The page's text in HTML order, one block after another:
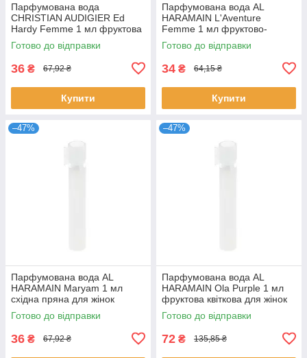
Парфумована вода
CHRISTIAN AUDIGIER Ed
Hardy Femme 1 мл фруктова
квіткова для жінок пробник
розпив Крістіан
Готово до відправки
36 ₴ 67,92 ₴
Купити
Парфумована вода AL
HARAMAIN L'Aventure
Femme 1 мл фруктово-
квіткова стійка для жінок
розпив Аль Харамейн
Готово до відправки
34 ₴ 64,15 ₴
Купити
–47%
Парфумована вода AL
HARAMAIN Maryam 1 мл
східна пряна для жінок
розпив пробник стійкий
аромат Аль Харамейн
Готово до відправки
36 ₴ 67,92 ₴
–47%
Парфумована вода AL
HARAMAIN Ola Purple 1 мл
фруктова квіткова для жінок
стійкий розпив Аль Харамейн
Готово до відправки
72 ₴ 135,85 ₴